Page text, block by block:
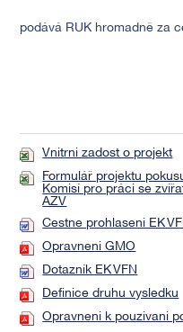
- O
podává RUK hromadně za
Vnitrni zadost o projekt
Formulář projektu
Komisí pro práci se
AZV
Cestne prohlaseni EK
Opravneni GMO
Dotazník EK VFN
Definice druhu vysledku
Opravneni k pouzivani